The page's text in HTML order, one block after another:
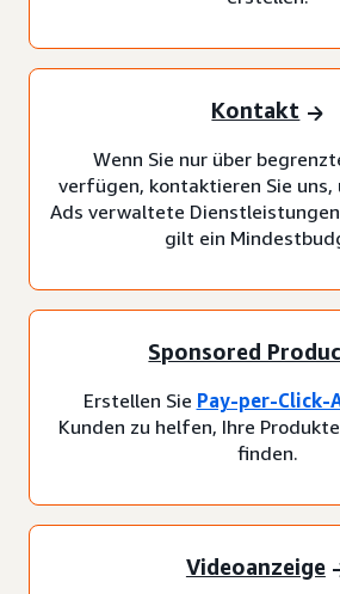
Kontakt
Wenn Sie nur über
verfügen, kontaktieren Sie uns,
Ads verwaltete
gilt ein
Sponsored
Erstellen Sie Pay-per-Click-
Kunden zu helfen, Ihre
finden.
Videoanzeige